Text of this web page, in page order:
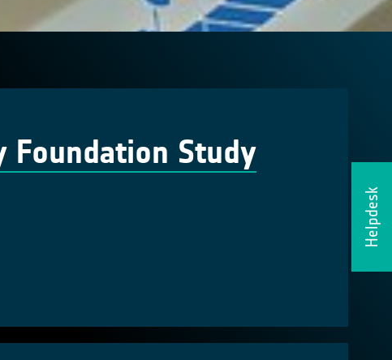
Helpdesk
Foundation Study